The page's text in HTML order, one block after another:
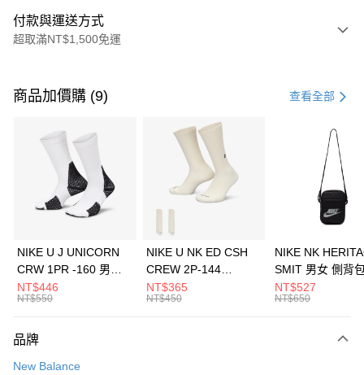
付款與運送方式
超取滿NT$1,500免運
信用卡一次付款
3 期 0 利率 每期 21家銀行
合作金庫商業銀行
第一商業銀行
華南商業銀行
彰化商業銀行
上海商業儲蓄銀行
元大商業銀行
台灣樂天信用卡公司
Apple Pay
全盈+PAY
AFTEE先享後付
【關於「AFTEE先享後付」】
便利好安心！
運送方式
商品加價購 (9) 查看全部
NIKE U J UNICORN
CRW 1PR -160 男女
中統襪 FZ3393100
NT$446
NT$550
NIKE U NK ED CSH
CREW 2P-144
EMBRDY 男女 短統襪
FZ3073133
NT$365
NT$450
NIKE NK
SMIT 男女 側背
BA5871010
NT$527
NT$650
品牌
New Balance